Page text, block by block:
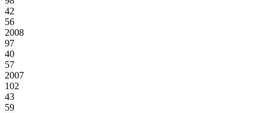
42
56
2008
97
40
57
2007
102
43
59